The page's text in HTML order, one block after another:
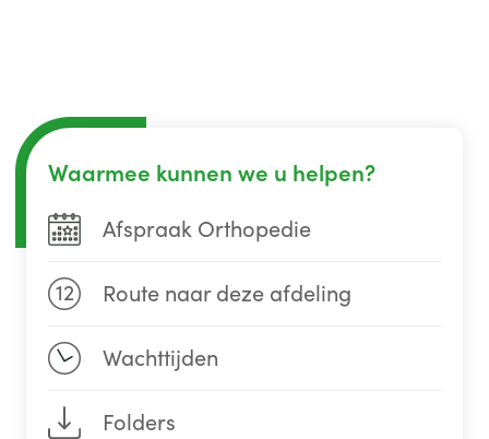
Waarmee kunnen we u helpen?
Afspraak Orthopedie
12 Route naar deze afdeling
Wachttijden
Folders